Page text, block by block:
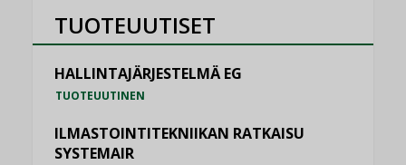
TUOTEUUTISET
HALLINTAJÄRJESTELMÄ EG
TUOTEUUTINEN
ILMASTOINTITEKNIIKAN RATKAISU
SYSTEMAIR